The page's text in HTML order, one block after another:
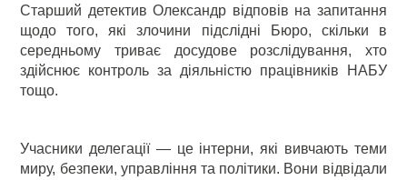
Старший детектив Олександр відповів на запитання
щодо того, які злочини підслідні Бюро, скільки в
середньому триває досудове розслідування, хто
здійснює контроль за діяльністю працівників НАБУ
тощо.
Учасники делегації — це інтерни, які вивчають теми
миру, безпеки, управління та політики. Вони відвідали